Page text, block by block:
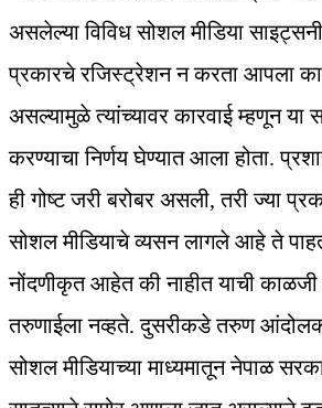
असलेल्या विविध सोशल मीडिया
प्रकारचे रजिस्ट्रेशन न करता आपला
असल्यामुळे त्यांच्यावर कारवाई म्हणून या
करण्याचा निर्णय घेण्यात आला होता.
ही गोष्ट जरी बरोबर असली, तरी ज्या
सोशल मीडियाचे व्यसन लागले आहे ते
नोंदणीकृत आहेत की नाहीत याची
तरुणाईला नव्हते. दुसरीकडे तरुण
सोशल मीडियाच्या माध्यमातून नेपाळ